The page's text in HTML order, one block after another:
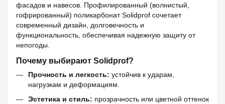
фасадов и навесов. Профилированный (волнистый,
гофрированный) поликарбонат Solidprof сочетает
современный дизайн, долговечность и
функциональность, обеспечивая надежную защиту от
непогоды.
Почему выбирают Solidprof?
Прочность и легкость: устойчив к ударам,
нагрузкам и деформациям.
Эстетика и стиль: прозрачность или цветной оттенок